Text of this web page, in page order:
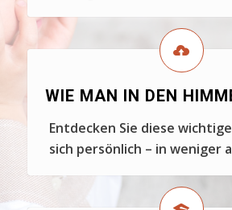
WIE MAN IN DEN
Entdecken Sie diese
sich persönlich – in weniger